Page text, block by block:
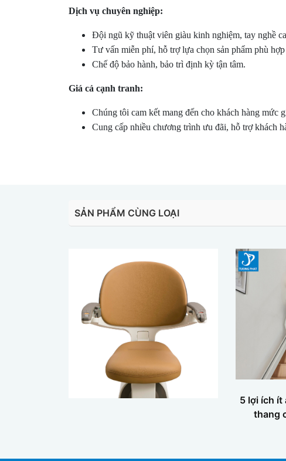
Dịch vụ chuyên nghiệp:
Đội ngũ kỹ thuật viên giàu kinh nghiệm, tay nghề
Tư vấn miễn phí, hỗ trợ lựa chọn sản phẩm phù
Chế độ bảo hành, bảo trì định kỳ tận tâm.
Giá cả cạnh tranh:
Chúng tôi cam kết mang đến cho khách hàng mức
Cung cấp nhiều chương trình ưu đãi, hỗ trợ khách
SẢN PHẨM CÙNG LOẠI
5 lợi ích ít
thang